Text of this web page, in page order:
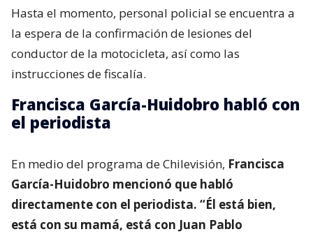
A raíz del accidente,el conductor de la
motocicleta fue trasladado por personal SAMU
hasta la Clínica Las Condes , a fin de evaluar sus
lesiones.
Hasta el momento, personal policial se encuentra a
la espera de la confirmación de lesiones del
instrucciones de fiscalía.
Francisca García-Huidobro habló con
el periodista